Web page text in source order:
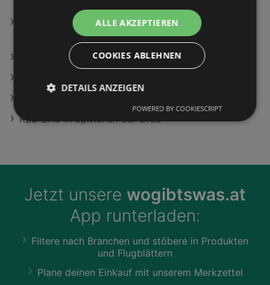
Bose QuietComfort Ultra Kopfhörer (2. Gen.),
SPAR Filialen in Sankt Veit im Mühlkreis
RED ZAC in Spittal an der Drau
Jetzt unsere wogibtswas.at
App runterladen:
Filtere nach Branchen und stöbere in Produkten
und Flugblättern
Plane deinen Einkauf mit unserem Merkzettel
ALLE AKZEPTIEREN
COOKIES ABLEHNEN
DETAILS ANZEIGEN
POWERED BY COOKIESCRIPT